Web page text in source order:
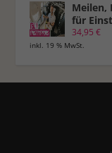
Meilen,
für
34,95€
inkl. 19 % MwSt.